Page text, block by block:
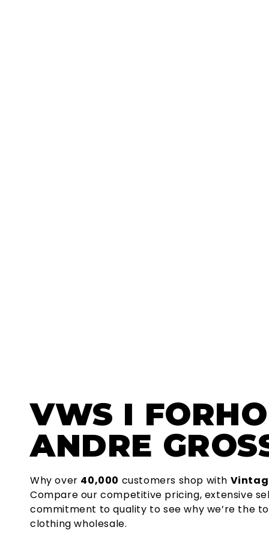
VWS I
ANDRE
Why over 40,000 customers shop with
Compare our competitive pricing, extensive
commitment to quality to see why we’re the
clothing wholesale.